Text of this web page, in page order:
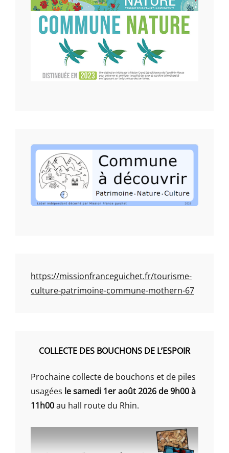
https://missionfranceguichet.fr/tourisme-
culture-patrimoine-commune-mothern-67
COLLECTE DES BOUCHONS DE L’ESPOIR
Prochaine collecte de bouchons et de piles
usagées le samedi 1er août 2026 de 9h00 à
11h00au hall route du Rhin.